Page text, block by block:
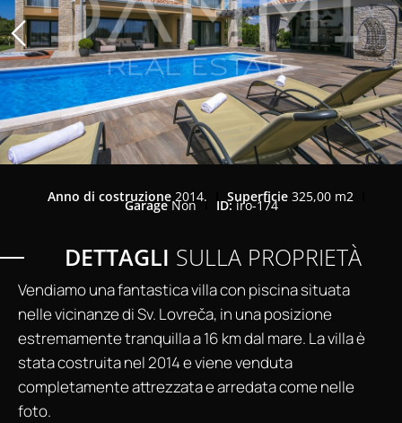
Anno di costruzione 2014. Superficie 325,00 m2
GarageNon ID:iro-174
DETTAGLI SULLA PROPRIETÀ
Vendiamo una fantastica villa con piscina situata
nelle vicinanze di Sv. Lovreča, in una posizione
estremamente tranquilla a 16 km dal mare. La villa è
stata costruita nel 2014 e viene venduta
completamente attrezzata e arredata come nelle
foto.